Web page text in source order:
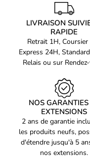
Une vitesse de
Une compatibilité
La version BOX inclut
efficace
Ne cherchez plus, le
idéal pour une
vous des performances
avec ce processeur de
maintenant et boostez
LIVRAISON
RAPIDE
Retrait 1H, Coursier
Express 24H,
Relais ou sur
NOS GARANTIES
EXTENSIONS
2 ans de garantie
les produits neufs,
d'étendre jusqu'à 5
nos extensions.